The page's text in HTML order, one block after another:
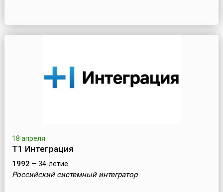
18 апреля
Т1 Интеграция
1992 — 34-летие
Российский системный интегратор